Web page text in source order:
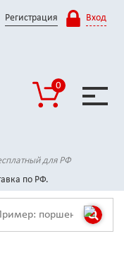
Регистрация Вход
0
для РФ
по РФ.